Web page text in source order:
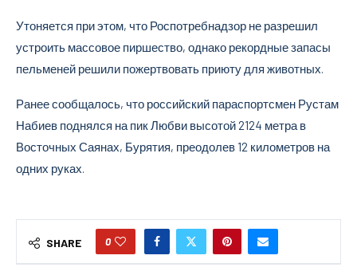
Утоняется при этом, что Роспотребнадзор не разрешил
устроить массовое пиршество, однако рекордные запасы
пельменей решили пожертвовать приюту для животных.
Ранее сообщалось, что российский параспортсмен Рустам
Набиев поднялся на пик Любви высотой 2124 метра в
Восточных Саянах, Бурятия, преодолев 12 километров на
одних руках.
SHARE 0